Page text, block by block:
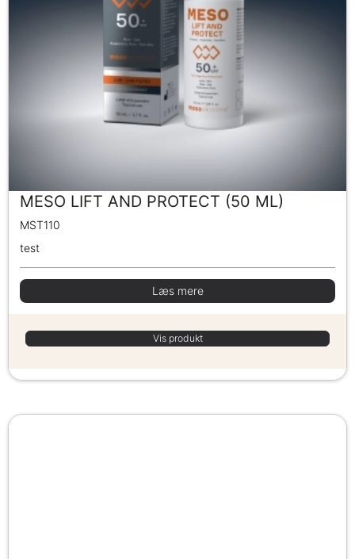
MESO LIFT AND PROTECT (50 ML)
MST110
test
Læs mere
Vis produkt